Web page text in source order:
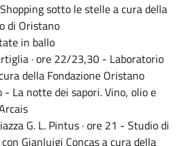
sotto le stelle a cura della
di Oristano
in ballo
· ore 22/23,30 - Laboratorio
della Fondazione Oristano
- La notte dei sapori. Vino, olio e
G. L. Pintus · ore 21 - Studio di
Gianluigi Concas a cura della